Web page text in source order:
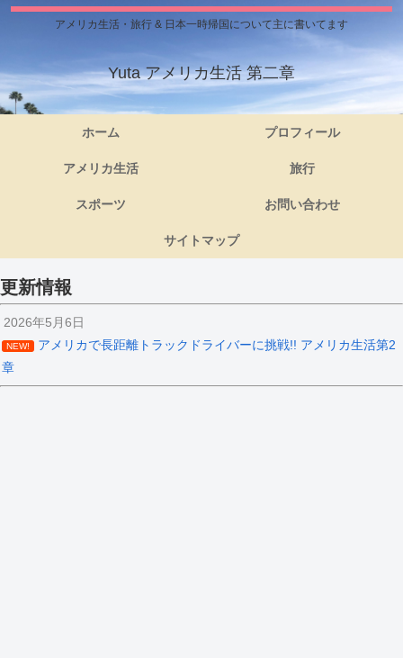
アメリカ生活・旅行 & 日本一時帰国について主に書いてます
Yuta アメリカ生活 第二章
ホーム プロフィール
アメリカ生活 旅行
スポーツ お問い合わせ
サイトマップ
更新情報
2026年5月6日
NEW!
アメリカで長距離トラックドライバーに挑戦!! アメリカ生活第2
章